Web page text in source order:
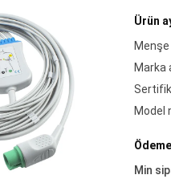
Ürün
Menşe
Marka
Model
Min